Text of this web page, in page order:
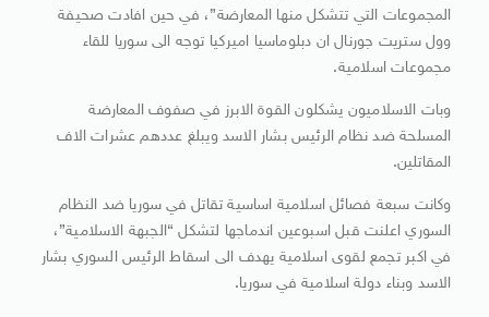
المجموعات التي تتشكل منها المعارضة”، في حين افادت صحيفة
وول ستريت جورنال ان دبلوماسيا اميركيا توجه الى سوريا للقاء
مجموعات اسلامية.
وبات الاسلاميون يشكلون القوة الابرز في صفوف المعارضة
المسلحة ضد نظام الرئيس بشار الاسد ويبلغ عددهم عشرات الاف
المقاتلين.
وكانت سبعة فصائل اسلامية اساسية تقاتل في سوريا ضد النظام
السوري اعلنت قبل اسبوعين اندماجها لتشكل “الجبهة الاسلامية”،
في اكبر تجمع لقوى اسلامية يهدف الى اسقاط الرئيس السوري بشار
الاسد وبناء دولة اسلامية في سوريا.